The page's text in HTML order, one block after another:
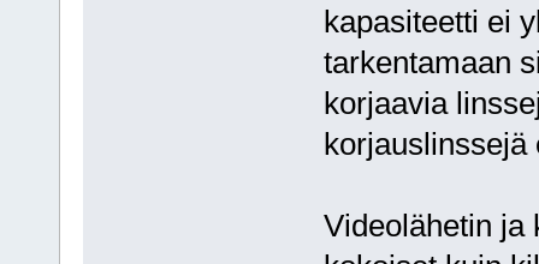
kapasiteetti ei
tarkentamaan
korjaavia
korjauslinssejä
Videolähetin ja